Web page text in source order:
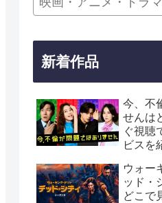
新着作品
今、不
せんは
ぐ視聴
ビスを
ウォー
ッド・
どこで